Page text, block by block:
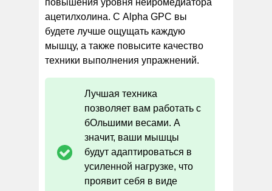
повышения уровня нейромедиатора
ацетилхолина. С Alpha GPC вы
будете лучше ощущать каждую
мышцу, а также повысите качество
техники выполнения упражнений.
Лучшая техника
позволяет вам работать с
бОльшими весами. А
значит, ваши мышцы
будут адаптироваться в
усиленной нагрузке, что
проявит себя в виде